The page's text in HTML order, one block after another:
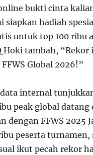
bukti cinta
siapkan hadiah
untuk top 100 ribu
Hoki tambah,
Global 2026!”
internal
peak global datang
dengan FFWS 2025
peserta turnamen,
ikut pecah rekor